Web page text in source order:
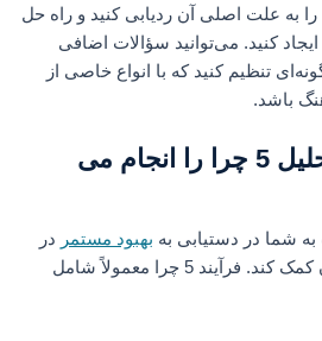
به علت اصلی آن ردیابی کنید و راه حل
کنید. می‌توانید سؤالات اضافی
تنظیم کنید که با انواع خاصی از
باشد.
چگونه تجزیه و تحلیل 5 چرا را انجام می
بهبود مستمردر
هر سطحی از سازمانتان کمک کند. فرآیند 5 چرا معمولاً شامل